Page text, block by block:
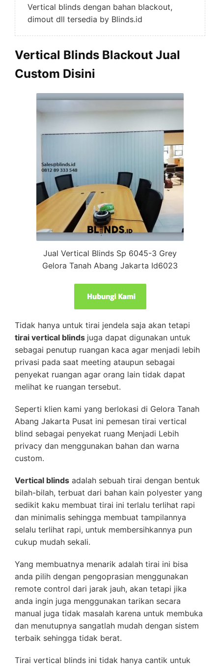
Vertical blinds dengan bahan blackout,
dimout dll tersedia by Blinds.id
Vertical Blinds Blackout Jual
Custom Disini
Jual Vertical Blinds Sp 6045-3 Grey
Gelora Tanah Abang Jakarta Id6023
Tidak hanya untuk tirai jendela saja akan tetapi
tirai vertical blinds juga dapat digunakan untuk
sebagai penutup ruangan kaca agar menjadi lebih
privasi pada saat meeting ataupun sebagai
penyekat ruangan agar orang lain tidak dapat
melihat ke ruangan tersebut.
Seperti klien kami yang berlokasi di Gelora Tanah
Abang Jakarta Pusat ini pemesan tirai vertical
blind sebagai penyekat ruang Menjadi Lebih
privacy dan menggunakan bahan dan warna
custom.
Vertical blinds adalah sebuah tirai dengan bentuk
bilah-bilah, terbuat dari bahan kain polyester yang
sedikit kaku membuat tirai ini terlalu terlihat rapi
dan minimalis sehingga membuat tampilannya
selalu terlihat rapi, untuk membersihkannya pun
cukup mudah sekali.
Yang membuatnya menarik adalah tirai ini bisa
anda pilih dengan pengoprasian menggunakan
remote control dari jarak jauh, akan tetapi jika
anda ingin juga menggunakan tarikan secara
manual juga tidak masalah karena untuk membuka
dan menutupnya sangatlah mudah dengan sistem
terbaik sehingga tidak berat.
Tirai vertical blinds ini tidak hanya cantik untuk